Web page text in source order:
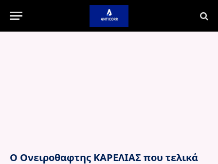
Ο Ονειροθαφτης ΚΑΡΕΛΙΑΣ που τελικά